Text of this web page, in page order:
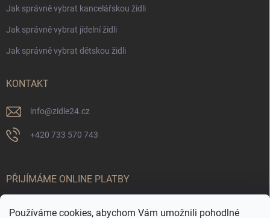
Používáme cookies, abychom Vám umožnili pohodlné
Jak správně vybrat kancelářskou židli
Jak správně vybrat jídelní židli
Jak správně vybrat dětskou židli
KONTAKT
info@zidle24.cz
+420 733 570 743
PŘIJÍMÁME ONLINE PLATBY